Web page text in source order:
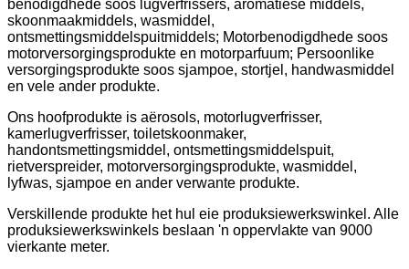
benodigdhede soos lugverfrissers, aromatiese middels,
skoonmaakmiddels, wasmiddel,
ontsmettingsmiddelspuitmiddels; Motorbenodigdhede soos
motorversorgingsprodukte en motorparfuum; Persoonlike
versorgingsprodukte soos sjampoe, stortjel, handwasmiddel
en vele ander produkte.
Ons hoofprodukte is aërosols, motorlugverfrisser,
kamerlugverfrisser, toiletskoonmaker,
handontsmettingsmiddel, ontsmettingsmiddelspuit,
rietverspreider, motorversorgingsprodukte, wasmiddel,
lyfwas, sjampoe en ander verwante produkte.
Verskillende produkte het hul eie produksiewerkswinkel. Alle
produksiewerkswinkels beslaan 'n oppervlakte van 9000
vierkante meter.